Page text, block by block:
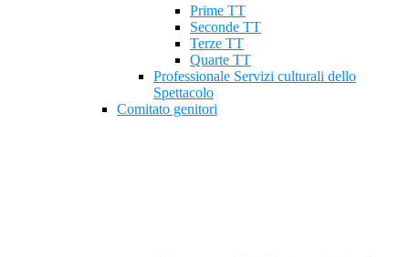
Prime TT
Seconde TT
Terze TT
Quarte TT
Professionale Servizi culturali dello
Spettacolo
Comitato genitori